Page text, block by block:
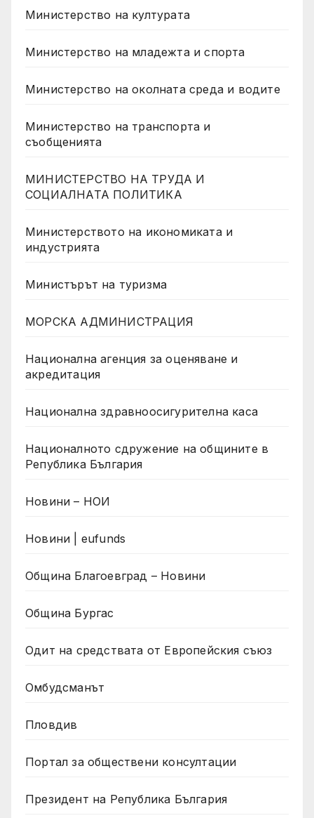
Министерство на културата
Министерство на младежта и спорта
Министерство на околната среда и водите
Министерство на транспорта и
съобщенията
МИНИСТЕРСТВО НА ТРУДА И
СОЦИАЛНАТА ПОЛИТИКА
Министерството на икономиката и
индустрията
Министърът на туризма
МОРСКА АДМИНИСТРАЦИЯ
Национална агенция за оценяване и
акредитация
Национална здравноосигурителна каса
Националното сдружение на общините в
Република България
Новини – НОИ
Новини | eufunds
Община Благоевград – Новини
Община Бургас
Одит на средствата от Европейския съюз
Омбудсманът
Пловдив
Портал за обществени консултации
Президент на Република България